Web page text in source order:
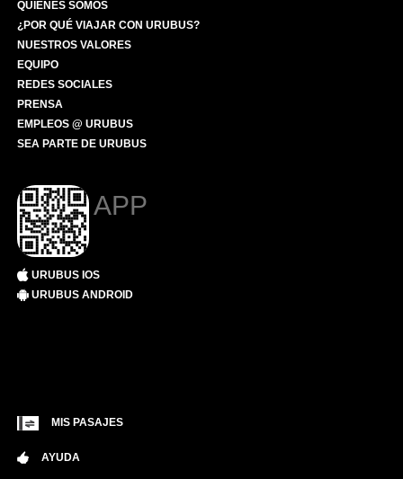
QUIENES SOMOS
¿POR QUÉ VIAJAR CON URUBUS?
NUESTROS VALORES
EQUIPO
REDES SOCIALES
PRENSA
EMPLEOS @ URUBUS
SEA PARTE DE URUBUS
APP
URUBUS IOS
URUBUS ANDROID
MIS PASAJES
AYUDA